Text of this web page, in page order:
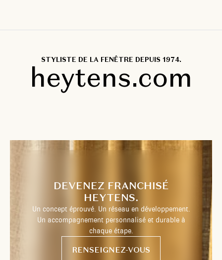
STYLISTE DE LA FENÊTRE DEPUIS 1974.
heytens.com
DEVENEZ FRANCHISÉ
HEYTENS.
Un concept éprouvé. Un réseau en développement.
Un accompagnement personnalisé et durable à
chaque étape.
RENSEIGNEZ-VOUS